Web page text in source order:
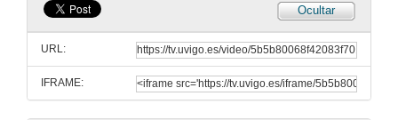
Ocultar
URL:
IFRAME:
20 de xul. de 2011